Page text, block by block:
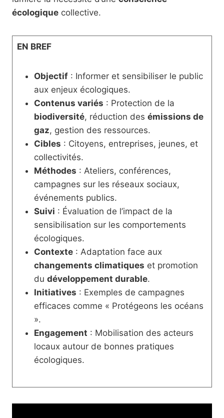
écologique collective.
EN BREF
Objectif: Informer et sensibiliser le public
aux enjeux écologiques.
Contenus variés : Protection de la
biodiversité, réduction des émissions de
gaz, gestion des ressources.
Cibles : Citoyens, entreprises, jeunes, et
collectivités.
Méthodes : Ateliers, conférences,
campagnes sur les réseaux sociaux,
événements publics.
Suivi : Évaluation de l’impact de la
sensibilisation sur les comportements
écologiques.
Contexte: Adaptation face aux
changements climatiques et promotion
du développement durable.
Initiatives : Exemples de campagnes
efficaces comme « Protégeons les océans
».
Engagement : Mobilisation des acteurs
locaux autour de bonnes pratiques
écologiques.